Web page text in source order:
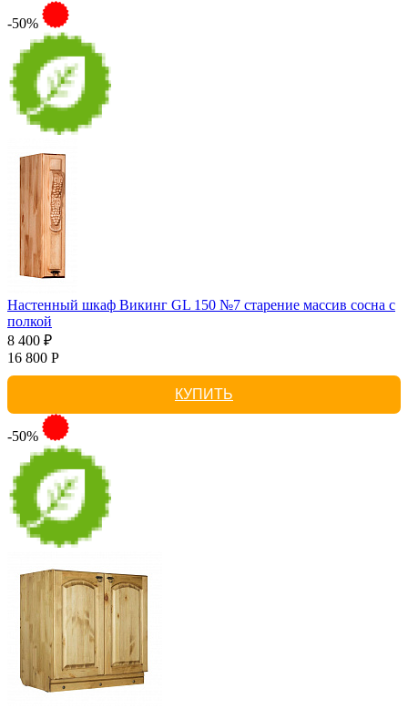
-50%
Настенный шкаф Викинг GL 150 №7 старение массив сосна с
полкой
8 400 ₽
16 800 Р
КУПИТЬ
-50%